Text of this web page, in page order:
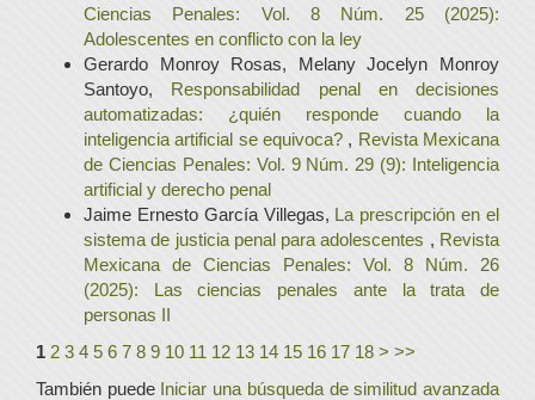
Ciencias Penales: Vol. 8 Núm. 25 (2025):
Adolescentes en conflicto con la ley
Gerardo Monroy Rosas, Melany Jocelyn Monroy
Santoyo, Responsabilidad penal en decisiones
automatizadas: ¿quién responde cuando la
inteligencia artificial se equivoca? , Revista Mexicana
de Ciencias Penales: Vol. 9 Núm. 29 (9): Inteligencia
artificial y derecho penal
Jaime Ernesto García Villegas, La prescripción en el
sistema de justicia penal para adolescentes , Revista
Mexicana de Ciencias Penales: Vol. 8 Núm. 26
(2025): Las ciencias penales ante la trata de
personas II
1 2 3 4 5 6 7 8 9 10 11 12 13 14 15 16 17 18 > >>
También puede Iniciar una búsqueda de similitud avanzada